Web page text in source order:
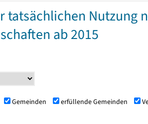
tatsächlichen Nutzung
ab 2015
Gemeinden erfüllende Gemeinden